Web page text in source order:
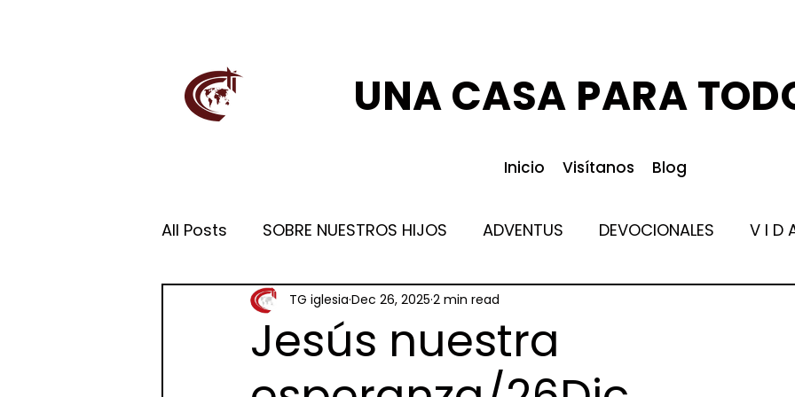
UNA CASA PARA
Inicio Visítanos Blog
All Posts SOBRE NUESTROS HIJOS ADVENTUS DEVOCIONALES V I D
Jesús nuestra
TG iglesia Dec 26, 2025 2 min read